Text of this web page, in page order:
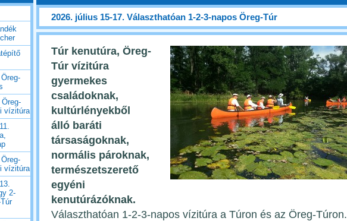
2026. július 15-17. Választhatóan 1-2-3-napos Öreg-Túr
Túr kenutúra, Öreg-
Túr vízitúra
gyermekes
családoknak,
kultúrlényekből
álló baráti
társaságoknak,
normális pároknak,
természetszerető
egyéni
kenutúrázóknak.
Választhatóan 1-2-3-napos vízitúra a Túron és az Öreg-Túron.
vízitúra
vízitúra
2-